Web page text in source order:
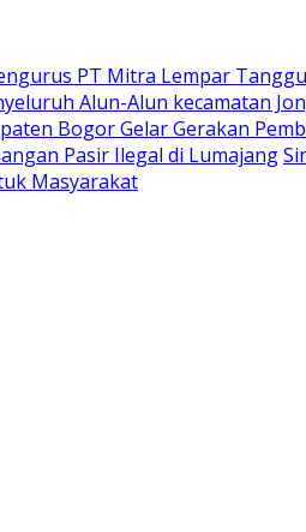
PT Mitra Lempar
Alun-Alun kecamatan
Bogor Gelar Gerakan
Pasir Ilegal di Lumajang
Masyarakat